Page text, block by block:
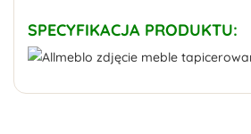
SPECYFIKACJA PRODUKTU: